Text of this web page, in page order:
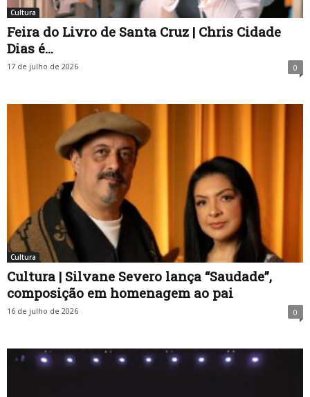
Cultura
Feira do Livro de Santa Cruz | Chris Cidade
Dias é...
17 de julho de 2026 0
Cultura
Cultura | Silvane Severo lança “Saudade”,
composição em homenagem ao pai
16 de julho de 2026 0